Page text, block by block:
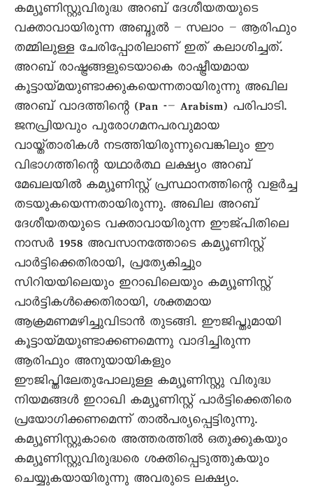
കമ്യൂണിസ്റ്റുവിരുദ്ധ അറബ് ദേശീയതയുടെ
വക്താവായിരുന്ന അബ്ദുൽ – സലാം – ആരിഫും
തമ്മിലുള്ള ചേരിപ്പോരിലാണ് ഇത് കലാശിച്ചത്.
അറബ് രാഷ്ട്രങ്ങളുടെയാകെ രാഷ്ട്രീയമായ
കൂട്ടായ്മയുണ്ടാക്കുകയെന്നതായിരുന്നു അഖില
അറബ് വാദത്തിന്റെ (Pan -– Arabism) പരിപാടി.
ജനപ്രിയവും പുരോഗമനപരവുമായ
വായ്ത്താരികൾ നടത്തിയിരുന്നുവെങ്കിലും ഈ
വിഭാഗത്തിന്റെ യഥാർത്ഥ ലക്ഷ്യം അറബ്
മേഖലയിൽ കമ്യൂണിസ്റ്റ് പ്രസ്ഥാനത്തിന്റെ വളർച്ച
തടയുകയെന്നതായിരുന്നു. അഖില അറബ്
ദേശീയതയുടെ വക്താവായിരുന്ന ഈജ്പിതിലെ
നാസർ 1958 അവസാനത്തോടെ കമ്യൂണിസ്റ്റ്
പാർട്ടിക്കെതിരായി, പ്രത്യേകിച്ചും
സിറിയയിലെയും ഇറാഖിലെയും കമ്യൂണിസ്റ്റ്
പാർട്ടികൾക്കെതിരായി, ശക്തമായ
ആക്രമണമഴിച്ചുവിടാൻ തുടങ്ങി. ഈജിപ്തുമായി
കൂട്ടായ്മയുണ്ടാക്കണമെന്നു വാദിച്ചിരുന്ന
ആരിഫും അനുയായികളും
ഈജിപ്തിലേതുപോലുള്ള കമ്യൂണിസ്റ്റു വിരുദ്ധ
നിയമങ്ങൾ ഇറാഖി കമ്യൂണിസ്റ്റ് പാർട്ടിക്കെതിരെ
പ്രയോഗിക്കണമെന്ന് താൽപര്യപ്പെട്ടിരുന്നു.
കമ്യൂണിസ്റ്റുകാരെ അത്തരത്തിൽ ഒതുക്കുകയും
കമ്യൂണിസ്റ്റുവിരുദ്ധരെ ശക്തിപ്പെടുത്തുകയും
ചെയ്യുകയായിരുന്നു അവരുടെ ലക്ഷ്യം.